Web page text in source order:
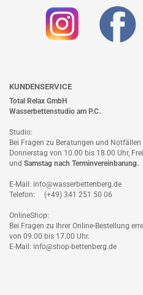
KUNDENSERVICE
Total Relax GmbH
Wasserbettenstudio am P.C.
Studio:
Bei Fragen zu Beratungen und
Donnerstag von 10.00 bis 18.00 Uhr,
und Samstag nach Terminvereinbarung.
E-Mail: info@wasserbettenberg.de
Telefon: (+49) 341 251 50 06
OnlineShop:
Bei Fragen zu Ihrer Online-Bestellung
von 09.00 bis 17.00 Uhr.
E-Mail: info@shop-bettenberg.de